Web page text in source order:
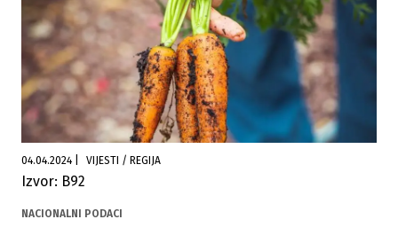
04.04.2024 VIJESTI / REGIJA
Izvor: B92
NACIONALNI PODACI